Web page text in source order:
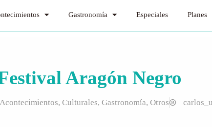
Gastronomía Especiales Planes
Aragón Negro
Acontecimientos, Culturales, Gastronomía, Otros